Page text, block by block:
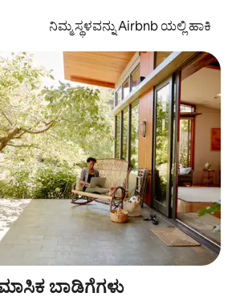
ನಿಮ್ಮ ಸ್ಥಳವನ್ನು Airbnb ಯಲ್ಲಿ ಹಾಕಿ
ಬಾಡಿಗೆಗಳು